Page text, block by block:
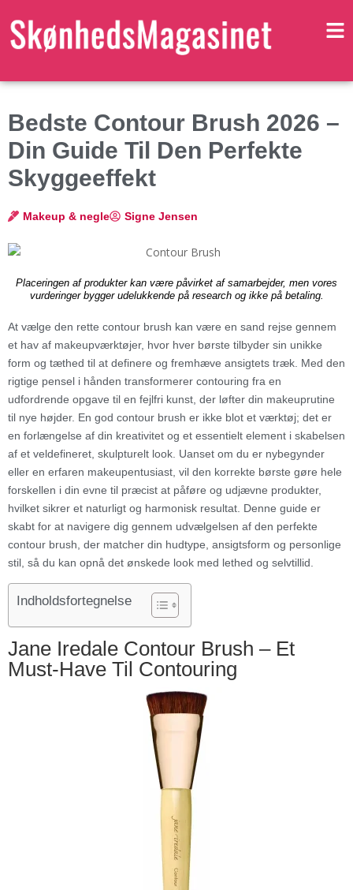
Bedste Contour Brush 2026 –
Din Guide Til Den Perfekte
Skyggeeffekt
Makeup & negle Signe Jensen
Placeringen af produkter kan være påvirket af samarbejder, men vores
vurderinger bygger udelukkende på research og ikke på betaling.
At vælge den rette contour brush kan være en sand rejse gennem
et hav af makeupværktøjer, hvor hver børste tilbyder sin unikke
form og tæthed til at definere og fremhæve ansigtets træk. Med den
rigtige pensel i hånden transformerer contouring fra en
udfordrende opgave til en fejlfri kunst, der løfter din makeuprutine
til nye højder. En god contour brush er ikke blot et værktøj; det er
en forlængelse af din kreativitet og et essentielt element i skabelsen
af et veldefineret, skulpturelt look. Uanset om du er nybegynder
eller en erfaren makeupentusiast, vil den korrekte børste gøre hele
forskellen i din evne til præcist at påføre og udjævne produkter,
hvilket sikrer et naturligt og harmonisk resultat. Denne guide er
skabt for at navigere dig gennem udvælgelsen af den perfekte
contour brush, der matcher din hudtype, ansigtsform og personlige
stil, så du kan opnå det ønskede look med lethed og selvtillid.
Indholdsfortegnelse
Jane Iredale Contour Brush – Et
Must-Have Til Contouring